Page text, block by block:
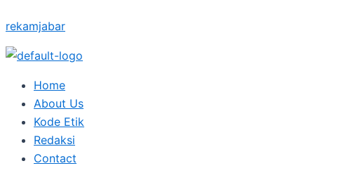
to
content
rekamjabar
Home
About Us
Kode Etik
Redaksi
Contact
here..